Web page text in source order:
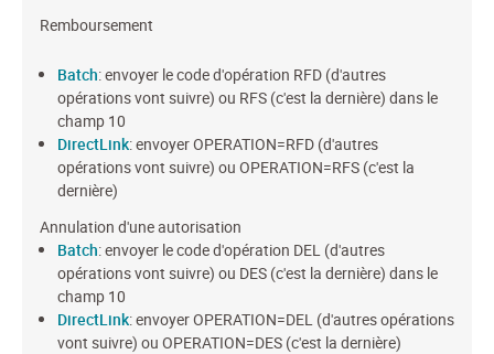
Remboursement
Batch: envoyer le code d'opération RFD (d'autres
opérations vont suivre) ou RFS (c'est la dernière) dans le
champ 10
DirectLink: envoyer OPERATION=RFD (d'autres
opérations vont suivre) ou OPERATION=RFS (c'est la
dernière)
Annulation d'une autorisation
Batch: envoyer le code d'opération DEL (d'autres
opérations vont suivre) ou DES (c'est la dernière) dans le
champ 10
DirectLink: envoyer OPERATION=DEL (d'autres opérations
vont suivre) ou OPERATION=DES (c'est la dernière)